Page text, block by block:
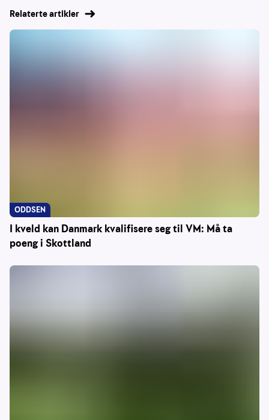
Relaterte artikler
I kveld kan Danmark kvalifisere seg til VM: Må ta
poeng i Skottland
ODDSEN